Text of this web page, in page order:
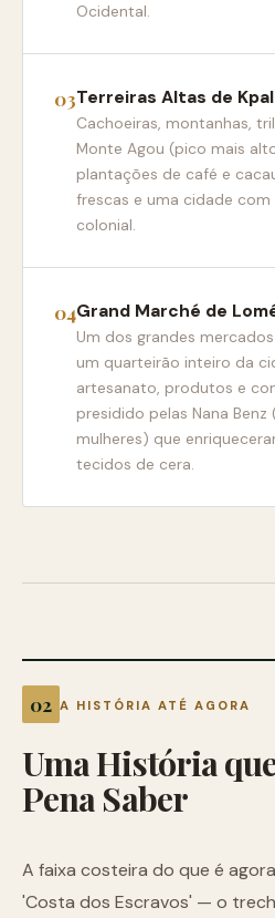
Ocidental.
Terreiras Altas de
Cachoeiras, montanhas,
Monte Agou (pico mais
plantações de café e
frescas e uma cidade com
colonial.
Grand Marché de
Um dos grandes
um quarteirão inteiro da
artesanato, produtos e
presidido pelas Nana
mulheres) que
tecidos de cera.
A HISTÓRIA ATÉ AGORA
UmaHistória
PenaSaber
A faixa costeira do que é
'Costa dos Escravos' — o